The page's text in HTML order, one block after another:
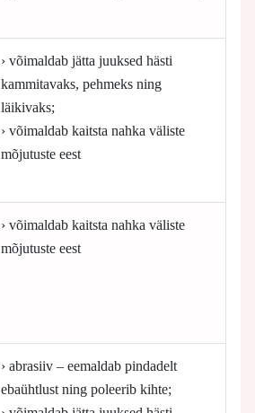
› võimaldab jätta juuksed hästi
kammitavaks, pehmeks ning
läikivaks;
› võimaldab kaitsta nahka väliste
mõjutuste eest
› võimaldab kaitsta nahka väliste
mõjutuste eest
› abrasiiv – eemaldab pindadelt
ebaühtlust ning poleerib kihte;